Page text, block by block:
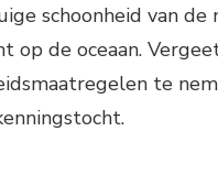
schoonheid van
op de oceaan.
te